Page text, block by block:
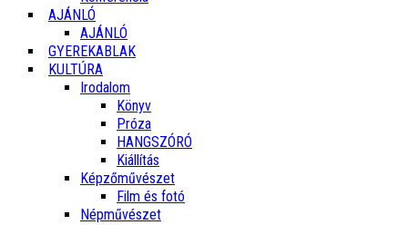
AJÁNLÓ
AJÁNLÓ
GYEREKABLAK
KULTÚRA
Irodalom
Könyv
Próza
HANGSZÓRÓ
Kiállítás
Képzőművészet
Film és fotó
Népművészet